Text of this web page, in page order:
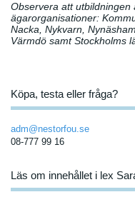
Observera att utbildningen
ägarorganisationer:
Nacka, Nykvarn,
Värmdö samt Stockholms
Köpa, testa eller fråga?
adm@nestorfou.se
08-777 99 16
Läs om innehållet i lex